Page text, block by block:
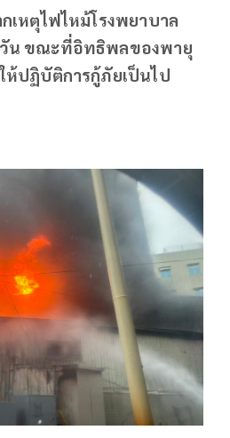
เหตุไฟไหม้โรงพยาบาล
วัน ขณะที่อิทธิพลของพายุ
ห้ปฏิบัติการกู้ภัยเป็นไป